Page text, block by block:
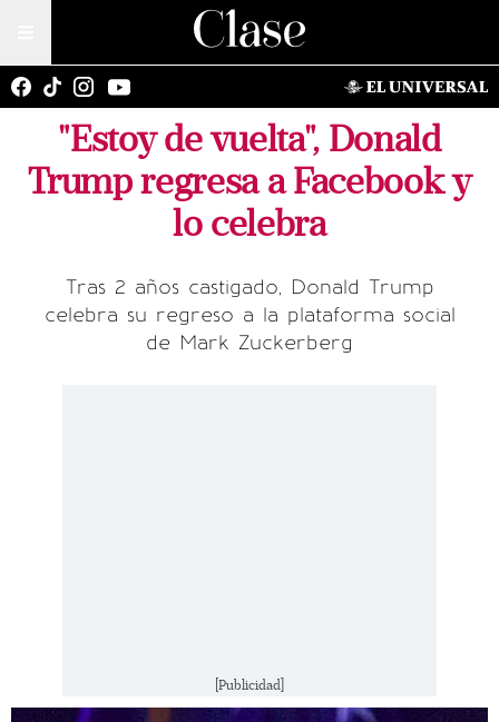
"Estoy de vuelta", Donald
Trump regresa a Facebook y
lo celebra
Tras 2 años castigado, Donald Trump
celebra su regreso a la plataforma social
de Mark Zuckerberg
[Publicidad]